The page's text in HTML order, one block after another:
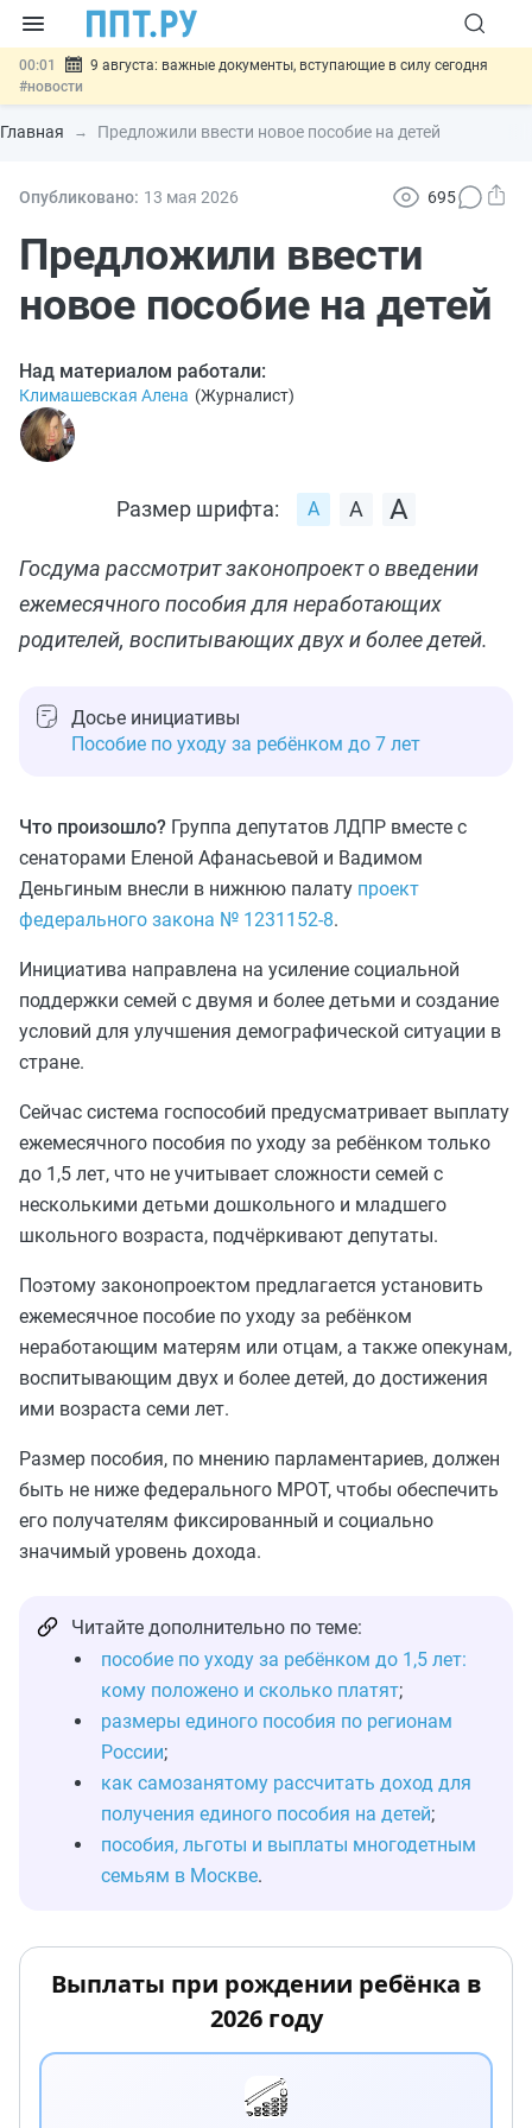
00:01
9 августа: важные документы, вступающие в силу сегодня
#новости
07.08 Подписан закон о блокировке продажи опасных товаров через
«Честный знак»#новости
07.08 Госпошлину за устранение ошибок в документах предлагают
07.08
отношений #новости
Главная Предложили ввести новое пособие на детей
Опубликовано: 13 мая 2026 695
Предложили ввести
новое пособие на детей
Над материалом работали:
Климашевская Алена (Журналист)
Размер шрифта:
Госдума рассмотрит законопроект о введении
ежемесячного пособия для неработающих
родителей, воспитывающих двух и более детей.
Досье инициативы
Пособие по уходу за ребёнком до 7 лет
Что произошло? Группа депутатов ЛДПР вместе с
сенаторами Еленой Афанасьевой и Вадимом
Деньгиным внесли в нижнюю палату проект
федерального закона № 1231152-8.
Инициатива направлена на усиление социальной
поддержки семей с двумя и более детьми и создание
условий для улучшения демографической ситуации в
стране.
Сейчас система госпособий предусматривает выплату
ежемесячного пособия по уходу за ребёнком только
до 1,5 лет, что не учитывает сложности семей с
несколькими детьми дошкольного и младшего
школьного возраста, подчёркивают депутаты.
Поэтому законопроектом предлагается установить
ежемесячное пособие по уходу за ребёнком
неработающим матерям или отцам, а также опекунам,
воспитывающим двух и более детей, до достижения
ими возраста семи лет.
Размер пособия, по мнению парламентариев, должен
быть не ниже федерального МРОТ, чтобы обеспечить
его получателям фиксированный и социально
значимый уровень дохода.
Читайте дополнительно по теме:
пособие по уходу за ребёнком до 1,5 лет:
кому положено и сколько платят;
размеры единого пособия по регионам
России;
как самозанятому рассчитать доход для
получения единого пособия на детей;
пособия, льготы и выплаты многодетным
семьям в Москве.
Выплаты при рождении ребёнка в
2026 году
Материнский капитал
С 1 февраля 2026: 728 921 руб. на первого ребёнка, 963